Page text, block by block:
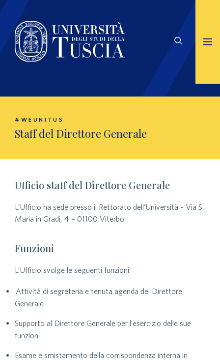
#WEUNITUS
Staff del Direttore Generale
Ufficio staff del Direttore Generale
L’Ufficio ha sede presso il Rettorato dell’Università – Via S.
Maria in Gradi, 4 – 01100 Viterbo.
Funzioni
L’Ufficio svolge le seguenti funzioni:
Attività di segreteria e tenuta agenda del Direttore
Generale
Supporto al Direttore Generale per l’esercizio delle sue
funzioni
Esame e smistamento della corrispondenza interna in